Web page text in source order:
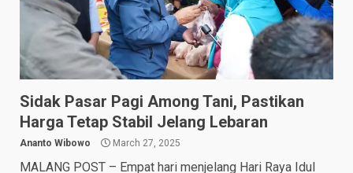
Sidak Pasar Pagi Among Tani, Pastikan
Harga Tetap Stabil Jelang Lebaran
Ananto Wibowo March 27, 2025
MALANG POST – Empat hari menjelang Hari Raya Idul